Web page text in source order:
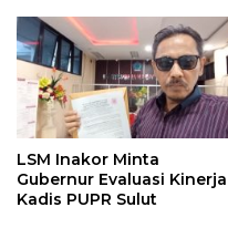
LSM Inakor Minta
Gubernur Evaluasi Kinerja
Kadis PUPR Sulut